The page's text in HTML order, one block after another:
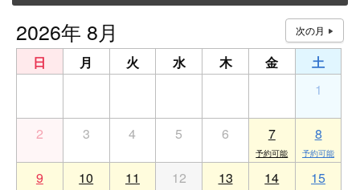
2026年 8月
日 月 火 水 木 金
土
1
2 3 4 5 6 7 8
9 10 11 12 13 14 15